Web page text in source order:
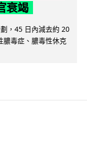
衰竭
，45 日內減去約 20
膿毒症、膿毒性休克